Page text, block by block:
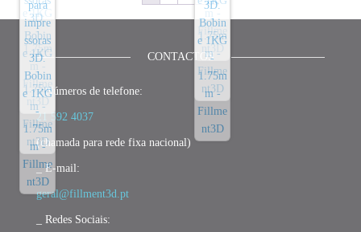
CONTACTOS
_ Números de telefone:
21 592 4037
(chamada para rede fixa nacional)
_ E-mail:
geral@fillment3d.pt
_ Redes Sociais: